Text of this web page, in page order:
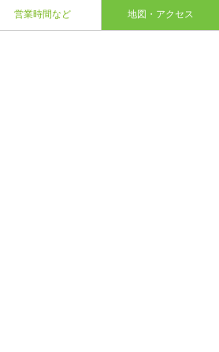
営業時間など 地図・アクセス